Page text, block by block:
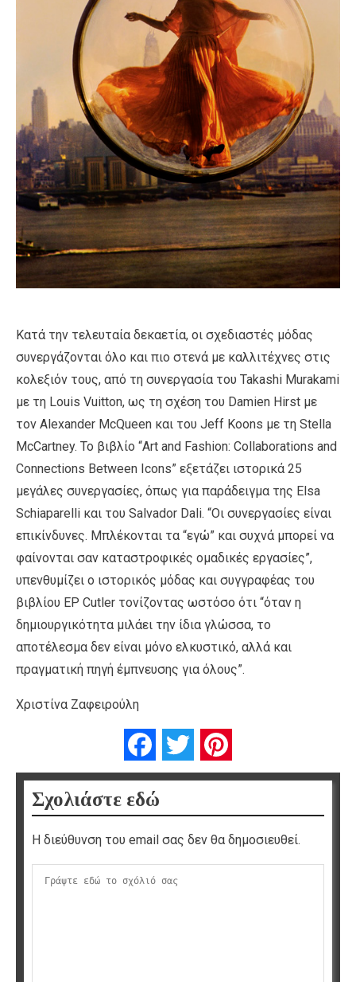
Κατά την τελευταία δεκαετία, οι σχεδιαστές μόδας
συνεργάζονται όλο και πιο στενά με καλλιτέχνες στις
κολεξιόν τους, από τη συνεργασία του Takashi Murakami
με τη Louis Vuitton, ως τη σχέση του Damien Hirst με
τον Alexander McQueen και του Jeff Koons με τη Stella
McCartney. Το βιβλίο “Art and Fashion: Collaborations and
Connections Between Icons” εξετάζει ιστορικά 25
μεγάλες συνεργασίες, όπως για παράδειγμα της Elsa
Schiaparelli και του Salvador Dali. “Οι συνεργασίες είναι
επικίνδυνες. Μπλέκονται τα “εγώ” και συχνά μπορεί να
φαίνονται σαν καταστροφικές ομαδικές εργασίες”,
υπενθυμίζει ο ιστορικός μόδας και συγγραφέας του
βιβλίου ΕΡ Cutler τονίζοντας ωστόσο ότι “όταν η
δημιουργικότητα μιλάει την ίδια γλώσσα, το
αποτέλεσμα δεν είναι μόνο ελκυστικό, αλλά και
πραγματική πηγή έμπνευσης για όλους”.
Χριστίνα Ζαφειρούλη
FacebookTwitter
Σχολιάστε εδώ
Η διεύθυνση του email σας δεν θα δημοσιευθεί.